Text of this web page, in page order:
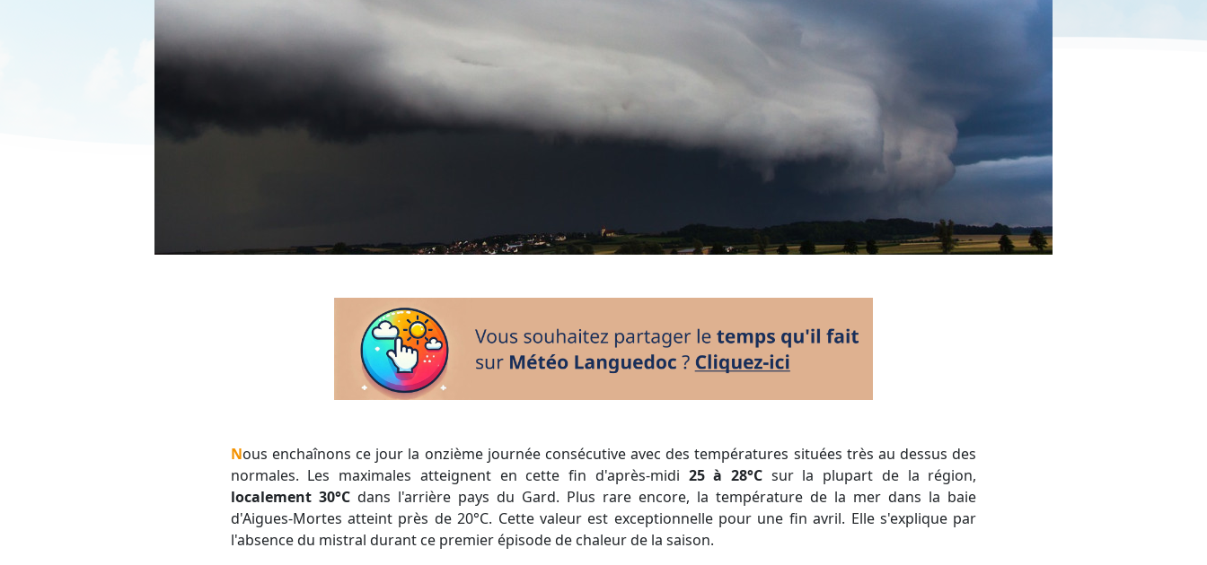
Nous enchaînons ce jour la onzième journée consécutive avec des températures situées très au dessus des
normales. Les maximales atteignent en cette fin d'après-midi 25 à 28°Csur la plupart de la région,
localement 30°Cdans l'arrière pays du Gard. Plus rare encore, la température de la mer dans la baie
d'Aigues-Mortes atteint près de 20°C. Cette valeur est exceptionnelle pour une fin avril. Elle s'explique par
l'absence du mistral durant ce premier épisode de chaleur de la saison.